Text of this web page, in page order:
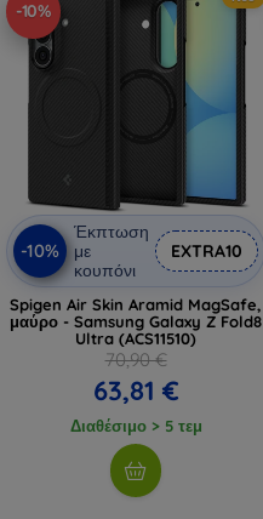
-10%
-10%
Έκπτωση
με
κουπόνι
EXTRA10
Spigen Air Skin Aramid MagSafe,
μαύρο - Samsung Galaxy Z Fold8
Ultra (ACS11510)
70,90 €
63,81 €
Διαθέσιμο > 5 τεμ